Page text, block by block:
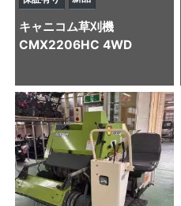
キャニコム草刈機
CMX2206HC 4WD